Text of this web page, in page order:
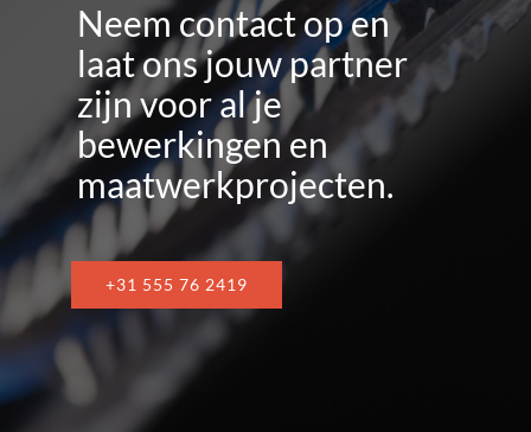
Neem contact op en
laat ons jouw partner
zijn voor al je
bewerkingen en
maatwerkprojecten.
+31 555 76 2419